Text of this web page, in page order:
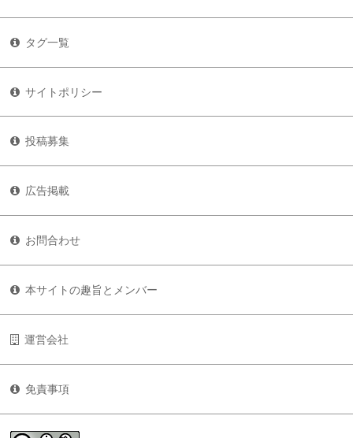
タグ一覧
サイトポリシー
投稿募集
広告掲載
お問合わせ
本サイトの趣旨とメンバー
運営会社
免責事項